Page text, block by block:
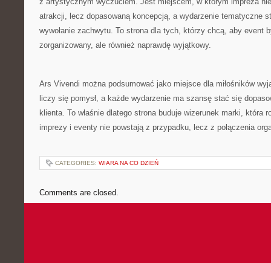
atrakcji, lecz dopasowaną koncepcją, a wydarzenie tematyczne
wywołanie zachwytu. To strona dla tych, którzy chcą, aby event
zorganizowany, ale również naprawdę wyjątkowy.
Ars Vivendi można podsumować jako miejsce dla miłośników
liczy się pomysł, a każde wydarzenie ma szansę stać się
klienta. To właśnie dlatego strona buduje wizerunek marki, która
imprezy i eventy nie powstają z przypadku, lecz z połączenia
CATEGORIES: WIARA NA CO DZIEŃ
Comments are closed.